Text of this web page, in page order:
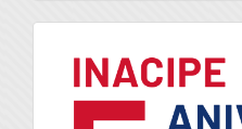
logo